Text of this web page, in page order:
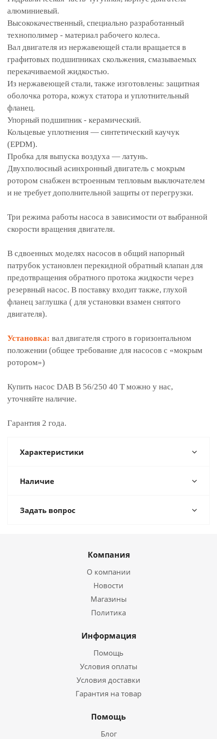
алюминиевый.
Высококачественный, специально разработанный
технополимер - материал рабочего колеса.
Вал двигателя из нержавеющей стали вращается в
графитовых подшипниках скольжения, смазываемых
перекачиваемой жидкостью.
Из нержавеющей стали, также изготовлены: защитная
оболочка ротора, кожух статора и уплотнительный
фланец.
Упорный подшипник - керамический.
Кольцевые уплотнения — синтетический каучук
(EPDM).
Пробка для выпуска воздуха — латунь.
Двухполюсный асинхронный двигатель с мокрым
ротором снабжен встроенным тепловым выключателем
и не требует дополнительной защиты от перегрузки.
Три режима работы насоса в зависимости от выбранной
скорости вращения двигателя.
В сдвоенных моделях насосов в общий напорный
патрубок установлен перекидной обратный клапан для
предотвращения обратного протока жидкости через
резервный насос. В поставку входит также, глухой
фланец заглушка ( для установки взамен снятого
двигателя).
Установка: вал двигателя строго в горизонтальном
положении (общее требование для насосов с «мокрым
ротором»)
Купить насос DAB B 56/250 40 T можно у нас,
уточняйте наличие.
Гарантия 2 года.
Характеристики
Наличие
Задать вопрос
Компания
О компании
Новости
Магазины
Политика
Информация
Помощь
Условия оплаты
Условия доставки
Гарантия на товар
Помощь
Блог